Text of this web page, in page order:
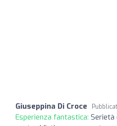
Giuseppina Di Croce
Esperienza fantastica: Serietà